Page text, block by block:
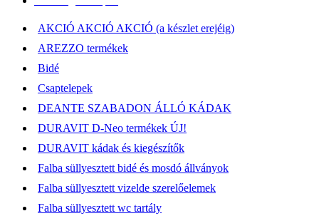
AKCIÓ AKCIÓ AKCIÓ (a készlet erejéig)
AREZZO termékek
Bidé
Csaptelepek
DEANTE SZABADON ÁLLÓ KÁDAK
DURAVIT D-Neo termékek ÚJ!
DURAVIT kádak és kiegészítők
Falba süllyesztett bidé és mosdó állványok
Falba süllyesztett vizelde szerelőelemek
Falba süllyesztett wc tartály